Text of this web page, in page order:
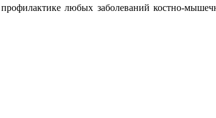
любых заболеваний костно-